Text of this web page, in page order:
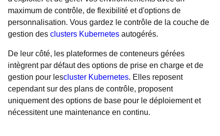
maximum de contrôle, de flexibilité et d'options de
personnalisation. Vous gardez le contrôle de la couche de
gestion des clusters Kubernetes autogérés.
De leur côté, les plateformes de conteneurs gérées
intègrent par défaut des options de prise en charge et de
gestion pour lescluster Kubernetes. Elles reposent
cependant sur des plans de contrôle, proposent
uniquement des options de base pour le déploiement et
nécessitent une maintenance en continu.